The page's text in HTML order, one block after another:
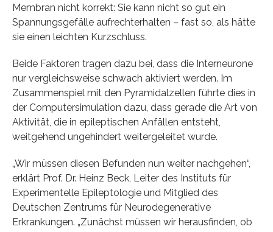
Membran nicht korrekt: Sie kann nicht so gut ein
Spannungsgefälle aufrechterhalten – fast so, als hätte
sie einen leichten Kurzschluss.
Beide Faktoren tragen dazu bei, dass die Interneurone
nur vergleichsweise schwach aktiviert werden. Im
Zusammenspiel mit den Pyramidalzellen führte dies in
der Computersimulation dazu, dass gerade die Art von
Aktivität, die in epileptischen Anfällen entsteht,
weitgehend ungehindert weitergeleitet wurde.
„Wir müssen diesen Befunden nun weiter nachgehen“,
erklärt Prof. Dr. Heinz Beck, Leiter des Instituts für
Experimentelle Epileptologie und Mitglied des
Deutschen Zentrums für Neurodegenerative
Erkrankungen. „Zunächst müssen wir herausfinden, ob